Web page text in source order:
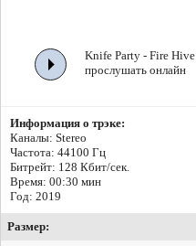
Knife Party - Fire Hive
прослушать онлайн
Информация о трэке:
Каналы: Stereo
Частота: 44100 Гц
Битрейт: 128 Кбит/сек.
Время: 00:30 мин
Год: 2019
Размер: